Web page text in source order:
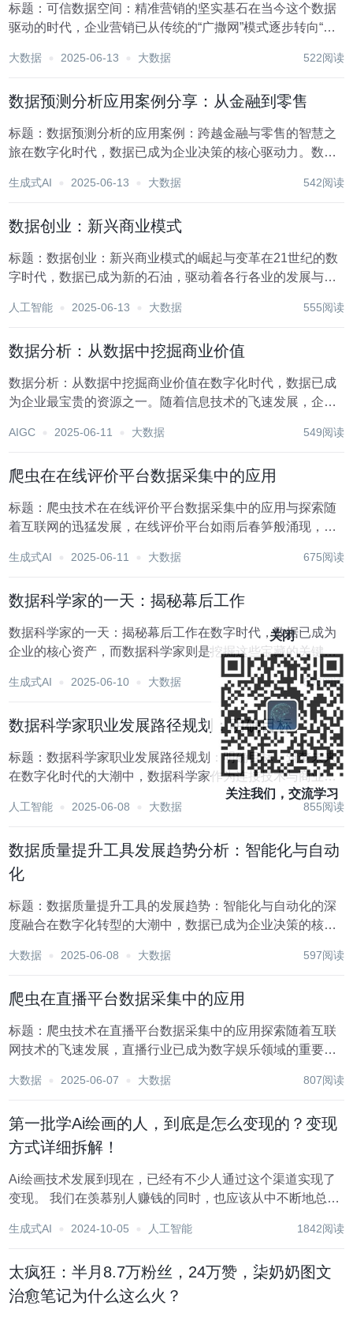
标题：可信数据空间：精准营销的坚实基石在当今这个数据
驱动的时代，企业营销已从传统的“广撒网”模式逐步转向“精
大数据分析来制定个性化营销策略的方法，正成为提升市场
大数据 2025-06-13 大数据 522阅读
数据预测分析应用案例分享：从金融到零售
标题：数据预测分析的应用案例：跨越金融与零售的智慧之
旅在数字化时代，数据已成为企业决策的核心驱动力。数据
深入挖掘和算法模型的构建，能够为企业提供前瞻性的洞
生成式AI 2025-06-13 大数据 542阅读
数据创业：新兴商业模式
标题：数据创业：新兴商业模式的崛起与变革在21世纪的数
字时代，数据已成为新的石油，驱动着各行各业的发展与创
据创业作为一种新兴商业模式，正以前所未有的速度改变着
人工智能 2025-06-13 大数据 555阅读
数据分析：从数据中挖掘商业价值
数据分析：从数据中挖掘商业价值在数字化时代，数据已成
为企业最宝贵的资源之一。随着信息技术的飞速发展，企业
商业价值，等待着被挖掘和利用。数据分析，作为一种从海
AIGC 2025-06-11 大数据 549阅读
爬虫在在线评价平台数据采集中的应用
标题：爬虫技术在在线评价平台数据采集中的应用与探索随
着互联网的迅猛发展，在线评价平台如雨后春笋般涌现，成
些平台上的海量数据蕴含着巨大的商业价值，对于市场分
生成式AI 2025-06-11 大数据 675阅读
数据科学家的一天：揭秘幕后工作
数据科学家的一天：揭秘幕后工作在数字时代，数据已成为
企业的核心资产，而数据科学家则是挖掘这些宝藏的关键人
物。他们运用数学、统计学、计算机科学和领域知识，从海
量数据中提取有价值的信息，为企业决策提供科学依据。那
么，数据科学家的一天究竟是如何度过的呢？本文将为...
生成式AI 2025-06-10 大数据 566阅读
数据科学家职业发展路径规划：明确目标
标题：数据科学家职业发展路径规划：明确目标，筑梦未来
在数字化时代的大潮中，数据科学家作为连接技术与商业的
桥梁，正逐渐成为推动各行各业创新与转型的关键角色。这
一职业不仅融合了统计学、计算机科学、业务领域知识等多
人工智能 2025-06-08 大数据 855阅读
数据质量提升工具发展趋势分析：智能化与自动
化
标题：数据质量提升工具的发展趋势：智能化与自动化的深
度融合在数字化转型的大潮中，数据已成为企业决策的核心
量和治理水平。数据质量不高，即使拥有再先进的技术和算
大数据 2025-06-08 大数据 597阅读
爬虫在直播平台数据采集中的应用
标题：爬虫技术在直播平台数据采集中的应用探索随着互联
网技术的飞速发展，直播行业已成为数字娱乐领域的重要组
们提供了即时互动、内容丰富的娱乐体验，也为企业和个人
大数据 2025-06-07 大数据 807阅读
第一批学Ai绘画的人，到底是怎么变现的？变现
方式详细拆解！
Ai绘画技术发展到现在，已经有不少人通过这个渠道实现了
变现。 我们在羡慕别人赚钱的同时，也应该从中不断地总
的变现方式。 今天我就结合一些以往变现的成功案例，给大
生成式AI 2024-10-05 人工智能 1842阅读
太疯狂：半月8.7万粉丝，24万赞，柒奶奶图文
治愈笔记为什么这么火？
关闭
关注我们，交流学习